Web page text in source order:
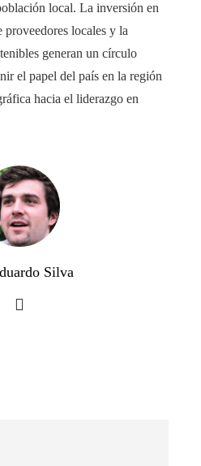
local. La inversión en
locales y la
generan un círculo
el papel del país en la región
hacia el liderazgo en
Silva